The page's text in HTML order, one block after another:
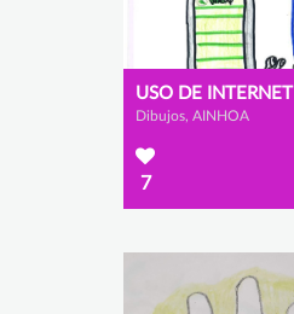
USO DE INTERNET
Dibujos, AINHOA
7